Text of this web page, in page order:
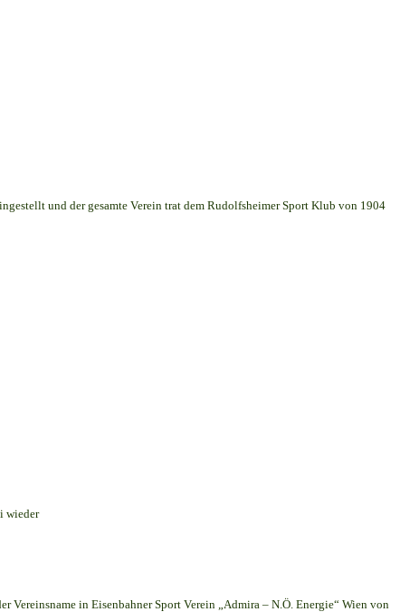
und der gesamte Verein trat dem Rudolfsheimer Sport Klub von 1904
wieder
Vereinsname in Eisenbahner Sport Verein „Admira – N.Ö. Energie“ Wien von